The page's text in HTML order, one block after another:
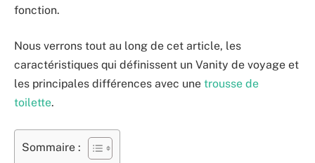
fonction.
Nous verrons tout au long de cet article, les
caractéristiques qui définissent un Vanity de voyage et
les principales différences avec une trousse de
toilette.
Sommaire :